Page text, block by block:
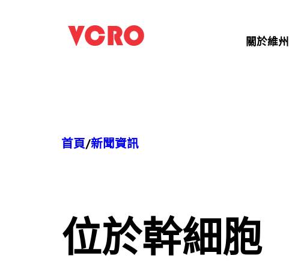
關於維州
首頁/新聞資訊
位於幹細胞